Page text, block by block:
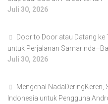
Juli 30, 2026
Door to Door atau Datang ke
untuk Perjalanan
Juli 30, 2026
Mengenal NadaDeringKeren,
Indonesia untuk Pengguna